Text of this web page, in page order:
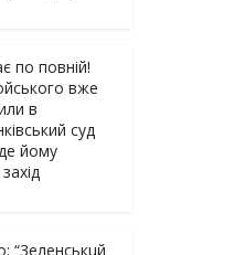
по повній!
вже
в
суд
йому
“3eлeнcькuй